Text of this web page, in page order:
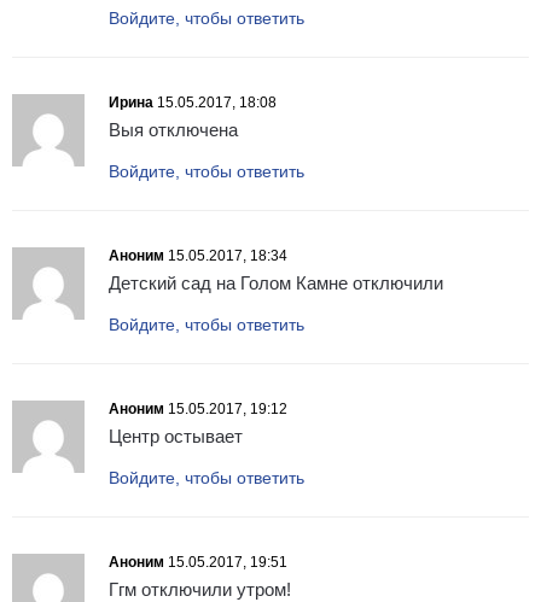
Войдите, чтобы ответить
Ирина 15.05.2017, 18:08
Выя отключена
Войдите, чтобы ответить
Аноним 15.05.2017, 18:34
Детский сад на Голом Камне отключили
Войдите, чтобы ответить
Аноним 15.05.2017, 19:12
Центр остывает
Войдите, чтобы ответить
Аноним 15.05.2017, 19:51
Ггм отключили утром!